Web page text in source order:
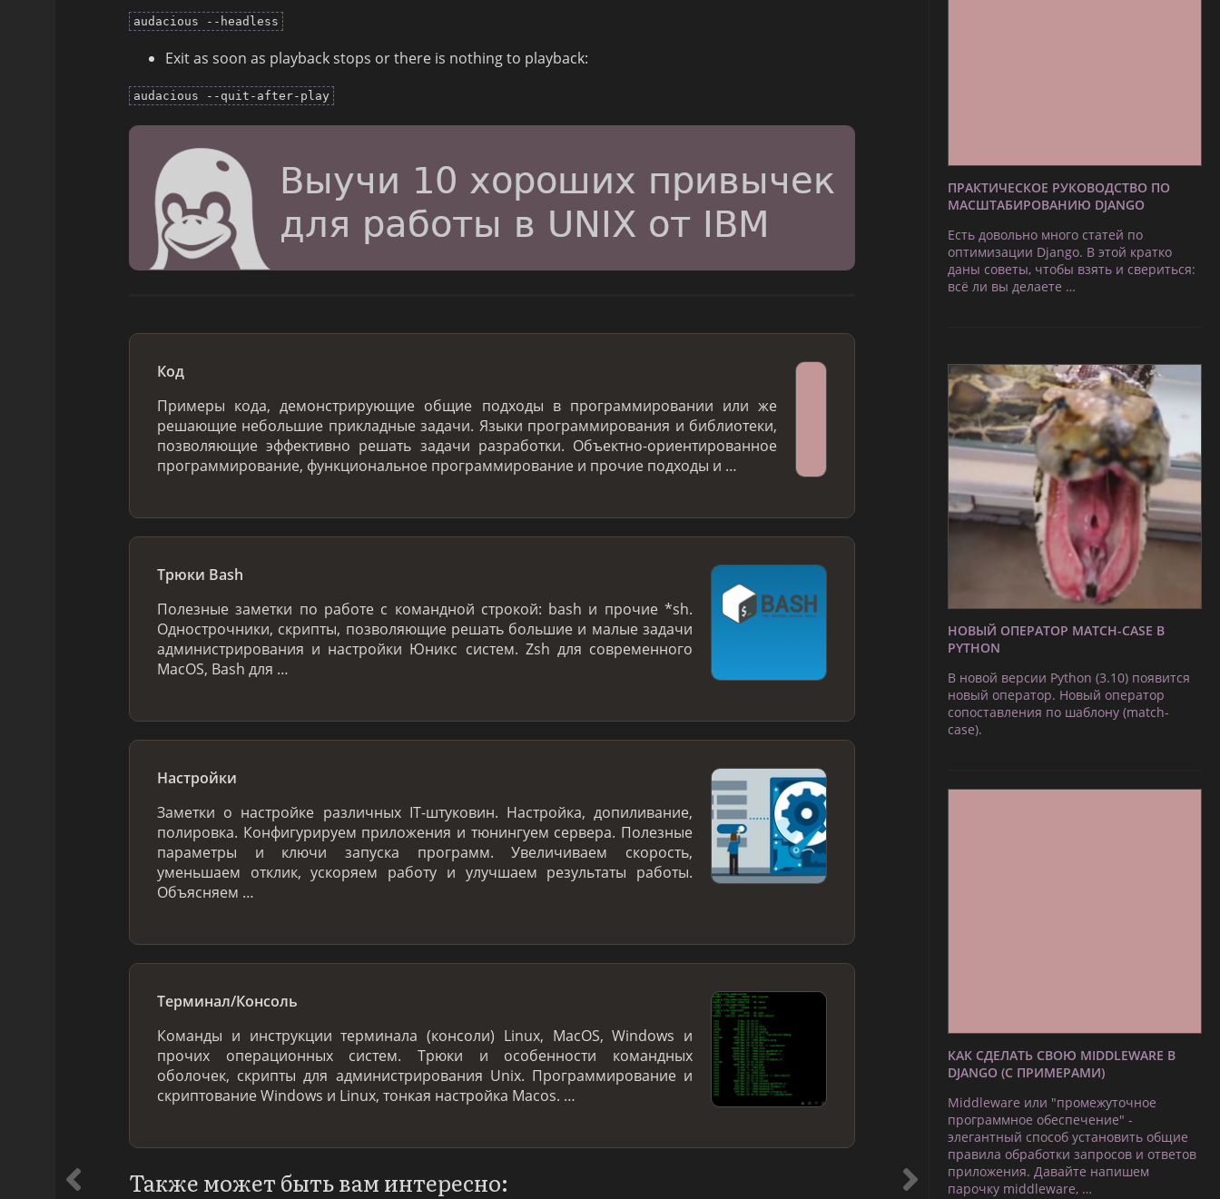
audacious --headless
Exit as soon as playback stops or there is nothing to playback:
audacious --quit-after-play
Код
Примеры кода, демонстрирующие общие подходы в программировании или же
решающие небольшие прикладные задачи. Языки программирования и библиотеки,
позволяющие эффективно решать задачи разработки. Объектно-ориентированное
программирование, функциональное программирование и прочие подходы и …
Трюки Bash
Полезные заметки по работе с командной строкой: bash и прочие *sh.
Однострочники, скрипты, позволяющие решать большие и малые задачи
администрирования и настройки Юникс систем. Zsh для современного
MacOS, Bash для …
Настройки
Заметки о настройке различных IT-штуковин. Настройка, допиливание,
полировка. Конфигурируем приложения и тюнингуем сервера. Полезные
параметры и ключи запуска программ. Увеличиваем скорость,
уменьшаем отклик, ускоряем работу и улучшаем результаты работы.
Объясняем …
Терминал/Консоль
Команды и инструкции терминала (консоли) Linux, MacOS, Windows и
прочих операционных систем. Трюки и особенности командных
оболочек, скрипты для администрирования Unix. Программирование и
скриптование Windows и Linux, тонкая настройка Macos. …
Также может быть вам интересно:
ПРАКТИЧЕСКОЕ РУКОВОДСТВО ПО
МАСШТАБИРОВАНИЮ DJANGO
Есть довольно много статей по
оптимизации Django. В этой кратко
даны советы, чтобы взять и свериться:
всё ли вы делаете …
НОВЫЙ ОПЕРАТОР MATCH-CASE В
PYTHON
В новой версии Python (3.10) появится
новый оператор. Новый оператор
сопоставления по шаблону (match-
case).
КАК СДЕЛАТЬ СВОЮ MIDDLEWARE В
DJANGO (С ПРИМЕРАМИ)
Middleware или "промежуточное
программное обеспечение" -
элегантный способ установить общие
правила обработки запросов и ответов
приложения. Давайте напишем
парочку middleware, …